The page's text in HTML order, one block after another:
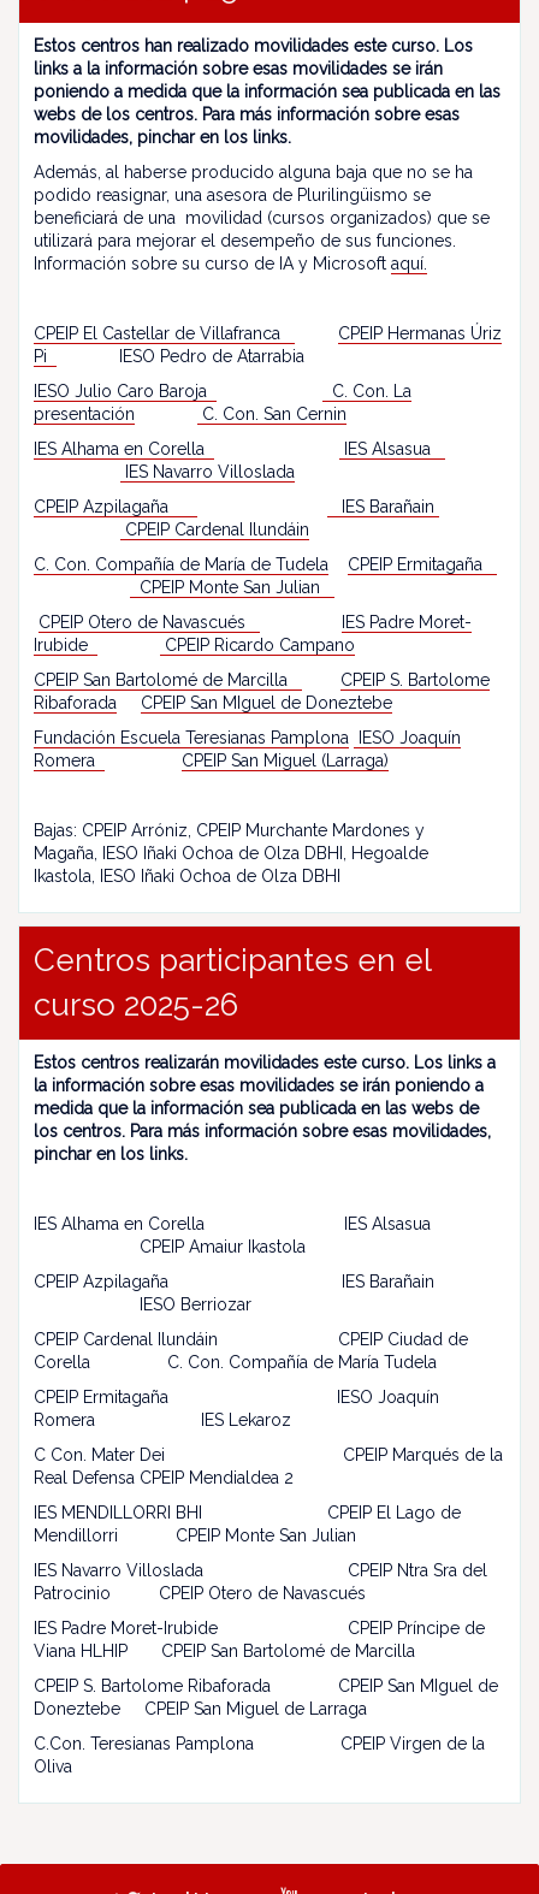
Estos centros han realizado movilidades este curso. Los
links a la información sobre esas movilidades se irán
poniendo a medida que la información sea publicada en las
webs de los centros. Para más información sobre esas
movilidades, pinchar en los links.
Además, al haberse producido alguna baja que no se ha
podido reasignar, una asesora de Plurilingüismo se
beneficiará de una movilidad (cursos organizados) que se
utilizará para mejorar el desempeño de sus funciones.
Información sobre su curso de IA y Microsoft aquí.
CPEIP El Castellar de Villafranca
CPEIP Hermanas Úriz
Pi
IESO Pedro de Atarrabia
IESO Julio Caro Baroja
C. Con. La
presentación
C. Con. San Cernin
IES Alhama en Corella
IES Alsasua
IES Navarro Villoslada
CPEIP Azpilagaña
IES Barañain
CPEIP Cardenal Ilundáin
C. Con. Compañía de María de Tudela
CPEIP Ermitagaña
CPEIP Monte San Julian
CPEIP Otero de Navascués
IES Padre Moret-
Irubide
CPEIP Ricardo Campano
CPEIP San Bartolomé de Marcilla
CPEIP S. Bartolome
Ribaforada
CPEIP San MIguel de Doneztebe
Fundación Escuela Teresianas Pamplona
IESO Joaquín
Romera
CPEIP San Miguel (Larraga)
Bajas: CPEIP Arróniz, CPEIP Murchante Mardones y
Magaña, IESO Iñaki Ochoa de Olza DBHI, Hegoalde
Ikastola, IESO Iñaki Ochoa de Olza DBHI
Centros participantes en el
curso 2025-26
Estos centros realizarán movilidades este curso. Los links a
la información sobre esas movilidades se irán poniendo a
medida que la información sea publicada en las webs de
los centros. Para más información sobre esas movilidades,
pinchar en los links.
IES Alhama en Corella IES Alsasua
CPEIP Amaiur Ikastola
CPEIP Azpilagaña IES Barañain
IESO Berriozar
CPEIP Cardenal Ilundáin CPEIP Ciudad de
Corella C. Con. Compañía de María Tudela
CPEIP Ermitagaña IESO Joaquín
Romera IES Lekaroz
C Con. Mater Dei CPEIP Marqués de la
Real Defensa CPEIP Mendialdea 2
IES MENDILLORRI BHI CPEIP El Lago de
Mendillorri CPEIP Monte San Julian
IES Navarro Villoslada CPEIP Ntra Sra del
Patrocinio CPEIP Otero de Navascués
IES Padre Moret-Irubide CPEIP Príncipe de
Viana HLHIP CPEIP San Bartolomé de Marcilla
CPEIP S. Bartolome Ribaforada CPEIP San MIguel de
Doneztebe CPEIP San Miguel de Larraga
C.Con. Teresianas Pamplona CPEIP Virgen de la
Oliva